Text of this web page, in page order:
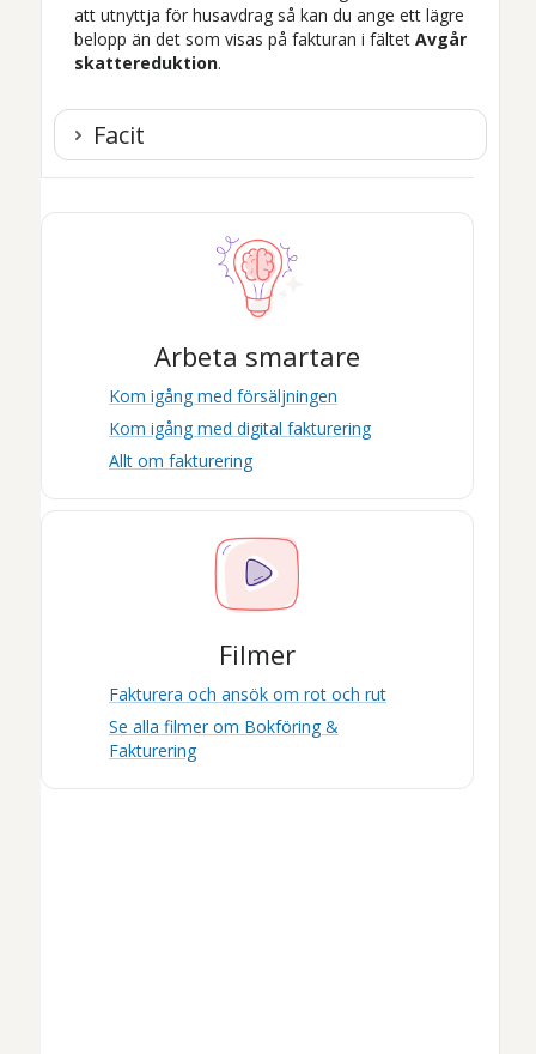
att utnyttja för husavdrag så kan du ange ett lägre
belopp än det som visas på fakturan i fältet Avgår
skattereduktion.
Facit
Arbeta smartare
Kom igång med försäljningen
Kom igång med digital fakturering
Allt om fakturering
Filmer
Fakturera och ansök om rot och rut
Se alla filmer om Bokföring &
Fakturering